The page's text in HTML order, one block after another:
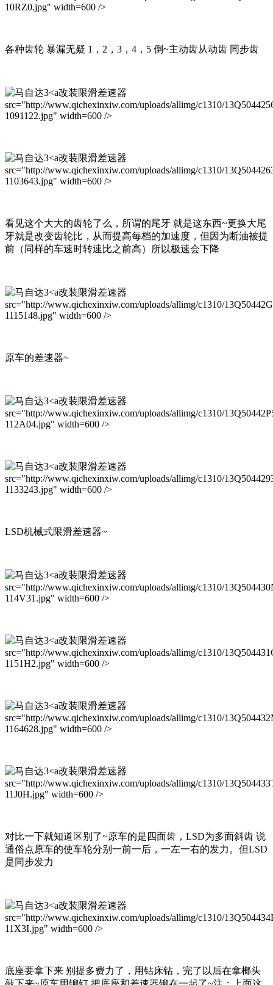
10RZ0.jpg" width=600 />
各种齿轮 暴漏无疑 1，2，3，4，5 倒~主动齿从动齿 同步齿
改装限滑差速器
src="http://www.qichexinxiw.com/uploads/allimg/c1310/
1091122.jpg" width=600 />
改装限滑差速器
src="http://www.qichexinxiw.com/uploads/allimg/c1310/
1103643.jpg" width=600 />
看见这个大大的齿轮了么，所谓的尾牙 就是这东西~更换大尾
牙就是改变齿轮比，从而提高每档的加速度，但因为断油被提
前（同样的车速时转速比之前高）所以极速会下降
改装限滑差速器
src="http://www.qichexinxiw.com/uploads/allimg/c1310/
1115148.jpg" width=600 />
原车的差速器~
改装限滑差速器
src="http://www.qichexinxiw.com/uploads/allimg/c1310/
112A04.jpg" width=600 />
改装限滑差速器
src="http://www.qichexinxiw.com/uploads/allimg/c1310/
1133243.jpg" width=600 />
LSD机械式限滑差速器~
改装限滑差速器
src="http://www.qichexinxiw.com/uploads/allimg/c1310/
114V31.jpg" width=600 />
改装限滑差速器
src="http://www.qichexinxiw.com/uploads/allimg/c1310/
1151H2.jpg" width=600 />
改装限滑差速器
src="http://www.qichexinxiw.com/uploads/allimg/c1310/
1164628.jpg" width=600 />
改装限滑差速器
src="http://www.qichexinxiw.com/uploads/allimg/c1310/
11J0H.jpg" width=600 />
对比一下就知道区别了~原车的是四面齿，LSD为多面斜齿 说
通俗点原车的使车轮分别一前一后，一左一右的发力。但LSD
是同步发力
改装限滑差速器
src="http://www.qichexinxiw.com/uploads/allimg/c1310/
11X3I.jpg" width=600 />
底座要拿下来 别提多费力了，用钻床钻，完了以后在拿榔头